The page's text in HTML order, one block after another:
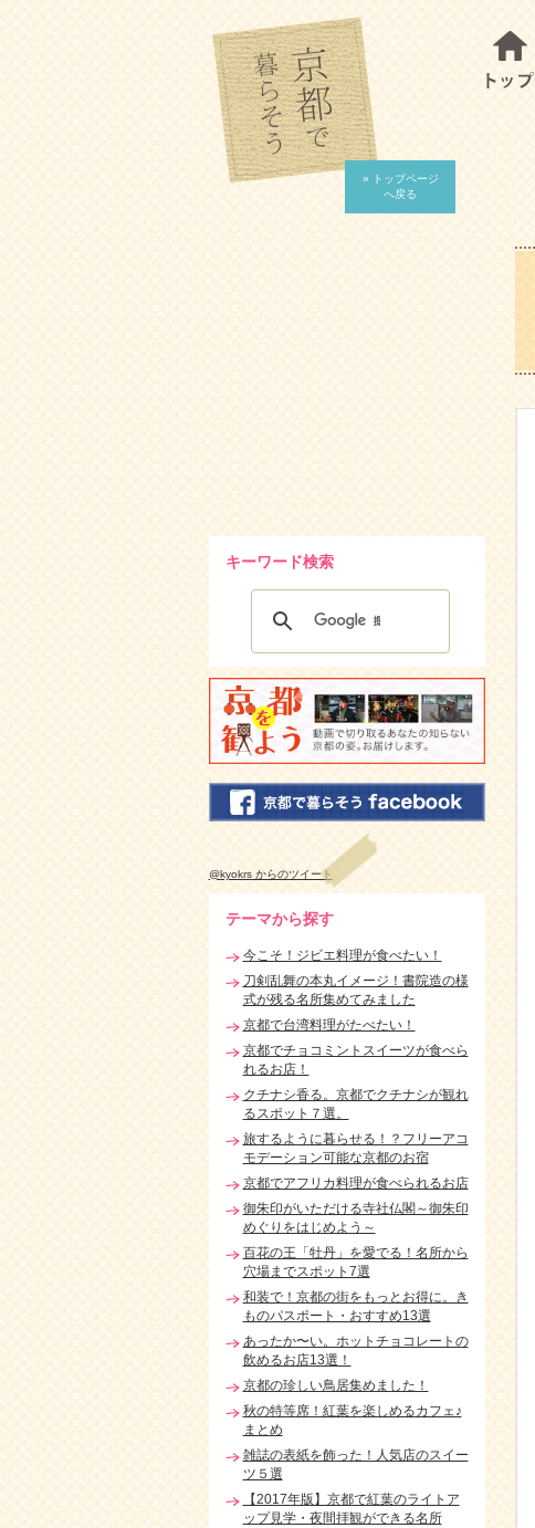
» トップページ
へ戻る
キーワード検索
@kyokrs からのツイート
テーマから探す
今こそ！ジビエ料理が食べたい！
刀剣乱舞の本丸イメージ！書院造の様
式が残る名所集めてみました
京都で台湾料理がたべたい！
京都でチョコミントスイーツが食べら
れるお店！
クチナシ香る。京都でクチナシが観れ
るスポット７選。
旅するように暮らせる！？フリーアコ
モデーション可能な京都のお宿
京都でアフリカ料理が食べられるお店
御朱印がいただける寺社仏閣～御朱印
めぐりをはじめよう～
百花の王「牡丹」を愛でる！名所から
穴場までスポット7選
和装で！京都の街をもっとお得に。き
ものパスポート・おすすめ13選
あったか〜い。ホットチョコレートの
飲めるお店13選！
京都の珍しい鳥居集めました！
秋の特等席！紅葉を楽しめるカフェ♪
まとめ
雑誌の表紙を飾った！人気店のスイー
ツ５選
【2017年版】京都で紅葉のライトア
ップ見学・夜間拝観ができる名所